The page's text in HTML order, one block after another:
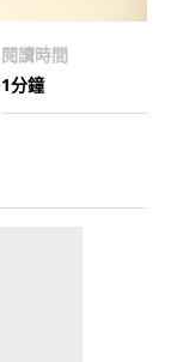
閱讀時間
1分鐘